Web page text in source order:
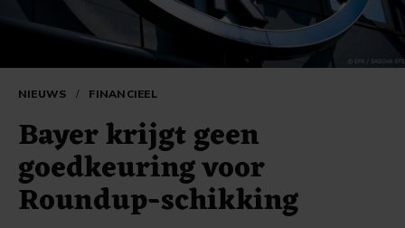
NIEUWS / FINANCIEEL
Bayer krijgt geen
goedkeuring voor
Roundup-schikking